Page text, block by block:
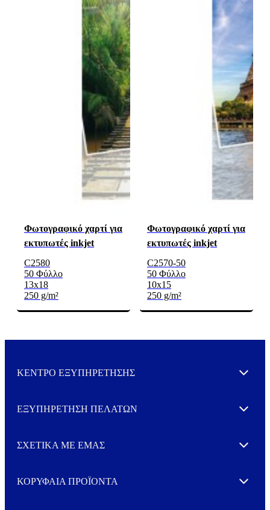
Φωτογραφικό χαρτί για
εκτυπωτές inkjet
C2580
50 Φύλλο
13x18
250 g/m²
Φωτογραφικό χαρτί για
εκτυπωτές inkjet
C2570-50
50 Φύλλο
10x15
250 g/m²
ΚΕΝΤΡΟ ΕΞΥΠΗΡΕΤΗΣΗΣ Expand
ΕΞΥΠΗΡΕΤΗΣΗ ΠΕΛΑΤΩΝ Expand
ΣΧΕΤΙΚΑ ΜΕ ΕΜΑΣ Expand
ΚΟΡΥΦΑΙΑ ΠΡΟΪΟΝΤΑ Expand